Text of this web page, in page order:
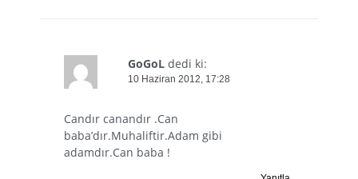
GoGoL dedi ki:
10 Haziran 2012, 17:28
Candır canandır .Can
baba’dır.Muhaliftir.Adam gibi
adamdır.Can baba !